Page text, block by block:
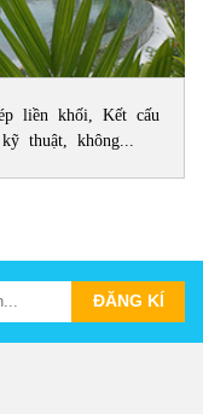
liền khối, Kết cấu
thuật, không...